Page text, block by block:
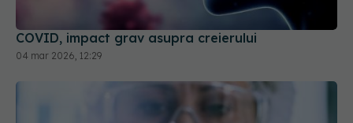
COVID, impact grav asupra creierului
04 mar 2026, 12:29